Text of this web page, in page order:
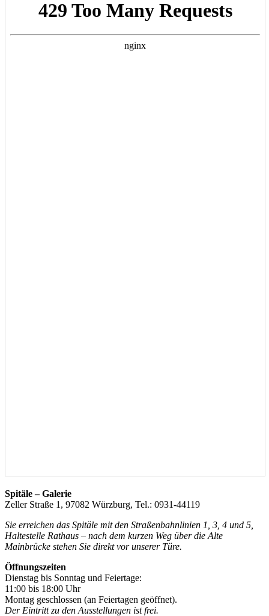
Spitäle – Galerie
Zeller Straße 1, 97082 Würzburg, Tel.: 0931-44119
Sie erreichen das Spitäle mit den Straßenbahnlinien 1, 3, 4 und 5,
Haltestelle Rathaus – nach dem kurzen Weg über die Alte
Mainbrücke stehen Sie direkt vor unserer Türe.
Öffnungszeiten
Dienstag bis Sonntag und Feiertage:
11:00 bis 18:00 Uhr
Montag geschlossen (an Feiertagen geöffnet).
Der Eintritt zu den Ausstellungen ist frei.